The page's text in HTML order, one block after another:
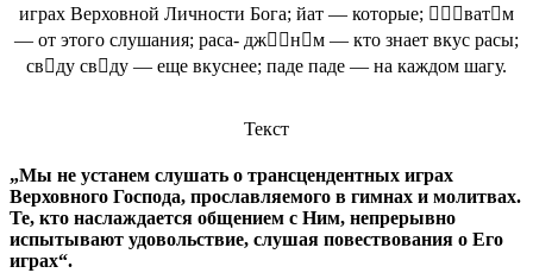
играх Верховной Личности Бога; йат — которые; ватм
— от этого слушания; раса- джнм — кто знает вкус расы;
свду свду — еще вкуснее; паде паде — на каждом шагу.
Текст
„Мы не устанем слушать о трансцендентных играх
Верховного Господа, прославляемого в гимнах и молитвах.
Те, кто наслаждается общением с Ним, непрерывно
испытывают удовольствие, слушая повествования о Его
играх“.